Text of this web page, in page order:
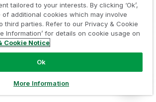
Vertrauen /
Website /
nicht weitergeben
International
tailored to your interests. By clicking ‘Ok’,
additional cookies which may involve
third parties. Refer to our Privacy & Cookie
Information’ for details on cookie usage on
Cookie Notice
Ok
More Information